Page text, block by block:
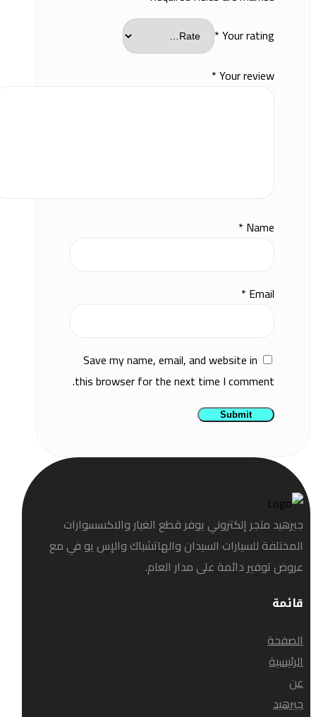
Your rating
*
Your review
*
Name
*
Email
*
Save my name, email, and website in
this browser for the next time I comment.
Submit
جيرهيد متجر إلكتروني يوفر قطع الغيار والاكسسوارات
المختلفة للسيارات السيدان والهاتشباك والإس يو في مع
عروض توفير دائمة على مدار العام.
قائمة
الصفحة
الرئيسية
عن
جيرهيد